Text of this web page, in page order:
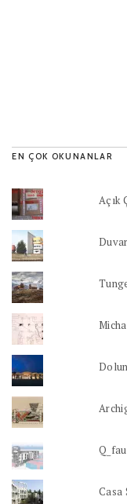
EN ÇOK OKUNANLAR
Açık
Casa